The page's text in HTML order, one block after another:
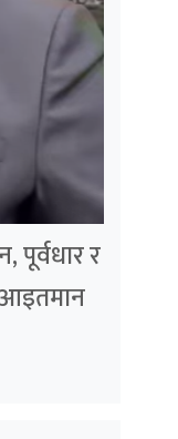
पूर्वधार र
आइतमान